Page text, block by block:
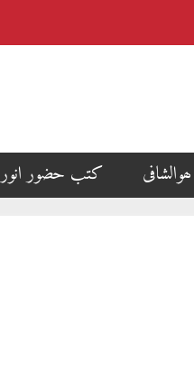
ھوالشافی کتب حضور انور